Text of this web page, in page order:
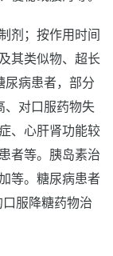
剂；按作用时间
其类似物、超长
尿病患者，部分
、对口服药物失
、心肝肾功能较
者等。胰岛素治
等。糖尿病患者
服降糖药物治